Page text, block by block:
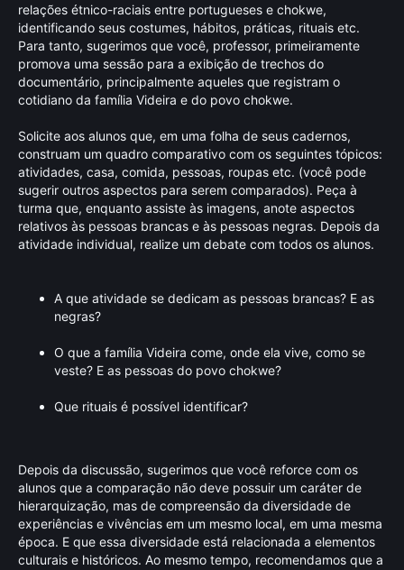
relações étnico-raciais entre portugueses e chokwe,
identificando seus costumes, hábitos, práticas, rituais etc.
Para tanto, sugerimos que você, professor, primeiramente
promova uma sessão para a exibição de trechos do
documentário, principalmente aqueles que registram o
cotidiano da família Videira e do povo chokwe.
Solicite aos alunos que, em uma folha de seus cadernos,
construam um quadro comparativo com os seguintes tópicos:
atividades, casa, comida, pessoas, roupas etc. (você pode
sugerir outros aspectos para serem comparados). Peça à
turma que, enquanto assiste às imagens, anote aspectos
relativos às pessoas brancas e às pessoas negras. Depois da
atividade individual, realize um debate com todos os alunos.
A que atividade se dedicam as pessoas brancas? E as
negras?
O que a família Videira come, onde ela vive, como se
veste? E as pessoas do povo chokwe?
Que rituais é possível identificar?
Depois da discussão, sugerimos que você reforce com os
alunos que a comparação não deve possuir um caráter de
hierarquização, mas de compreensão da diversidade de
experiências e vivências em um mesmo local, em uma mesma
época. E que essa diversidade está relacionada a elementos
culturais e históricos. Ao mesmo tempo, recomendamos que a